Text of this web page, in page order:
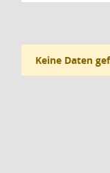
Keine Daten